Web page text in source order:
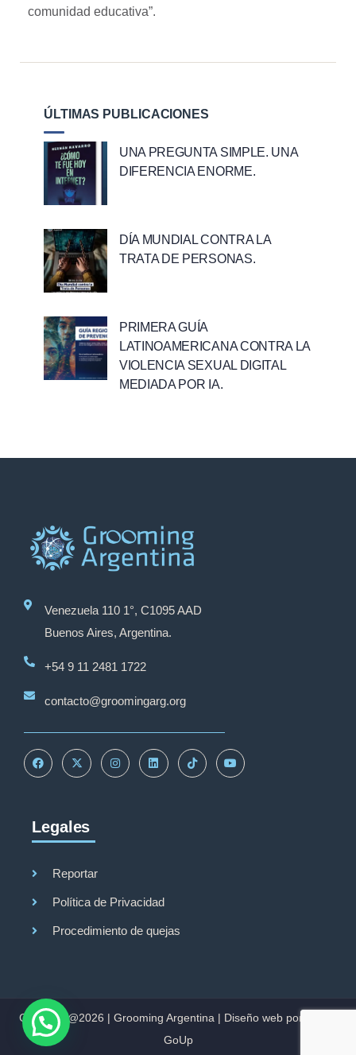
comunidad educativa”.
ÚLTIMAS PUBLICACIONES
UNA PREGUNTA SIMPLE. UNA
DIFERENCIA ENORME.
DÍA MUNDIAL CONTRA LA
TRATA DE PERSONAS.
PRIMERA GUÍA
LATINOAMERICANA CONTRA LA
VIOLENCIA SEXUAL DIGITAL
MEDIADA POR IA.
Venezuela 110 1°, C1095 AAD
Buenos Aires, Argentina.
+54 9 11 2481 1722
contacto@groomingarg.org
Legales
Reportar
Política de Privacidad
Procedimiento de quejas
Copyright@2026 | Grooming Argentina | Diseño web por Studio
GoUp